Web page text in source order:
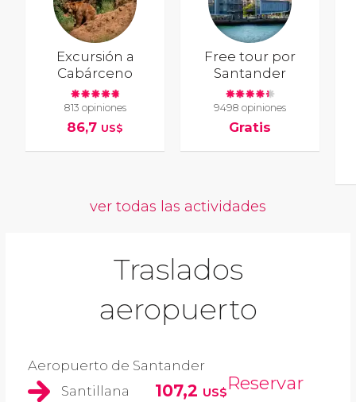
Excursión a
Cabárceno
813 opiniones
86,7 US$
Free tour por
Santander
9498 opiniones
Gratis
ver todas las actividades
Traslados
aeropuerto
Aeropuerto de Santander
Santillana
107,2 US$Reservar